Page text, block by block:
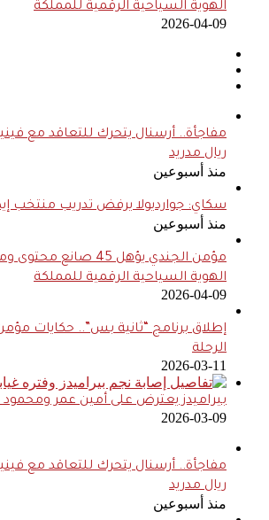
الهوية السياحية الرقمية للمملكة
2026-04-09
مفاجأة.. أرسنال يتحرك للتعاقد مع
ريال مدريد
منذ أسبوعين
سكاي: جوارديولا يرفض تدريب منتخب
منذ أسبوعين
مؤمن الجندي يؤهل 45
الهوية السياحية الرقمية للمملكة
2026-04-09
إطلاق برنامج “ثانية بس”.. حكايات
الرحلة
2026-03-11
بيراميدز يعترض على أمين عمر
2026-03-09
مفاجأة.. أرسنال يتحرك للتعاقد مع
ريال مدريد
منذ أسبوعين